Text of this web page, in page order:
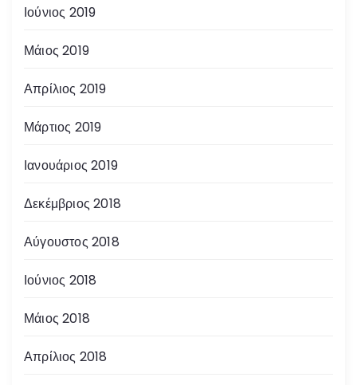
Ιούνιος 2019
Μάιος 2019
Απρίλιος 2019
Μάρτιος 2019
Ιανουάριος 2019
Δεκέμβριος 2018
Αύγουστος 2018
Ιούνιος 2018
Μάιος 2018
Απρίλιος 2018